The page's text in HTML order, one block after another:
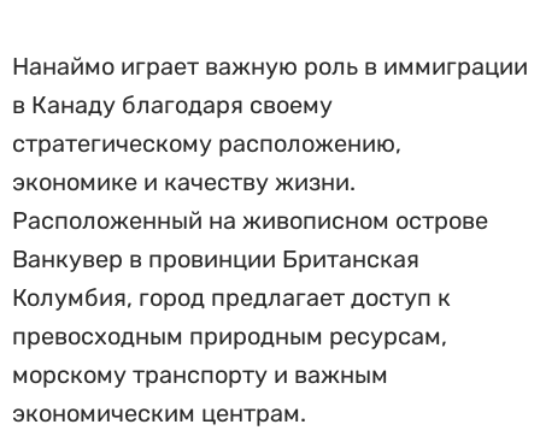
Нанаймо играет важную роль в иммиграции
в Канаду благодаря своему
стратегическому расположению,
экономике и качеству жизни.
Расположенный на живописном острове
Ванкувер в провинции Британская
Колумбия, город предлагает доступ к
превосходным природным ресурсам,
морскому транспорту и важным
экономическим центрам.